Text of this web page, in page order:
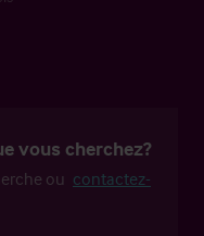
vous cherchez?
ou contactez-